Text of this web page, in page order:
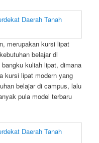
merupakan kursi lipat
belajar di
kuliah lipat, dimana
kursi lipat modern yang
belajar di campus, lalu
pula model terbaru